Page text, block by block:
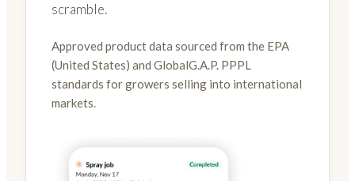
scramble.
Approved product data sourced from the EPA
(United States) and GlobalG.A.P. PPPL
standards for growers selling into international
markets.